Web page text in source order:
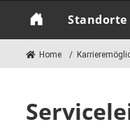
Standorte
Artern
Home /